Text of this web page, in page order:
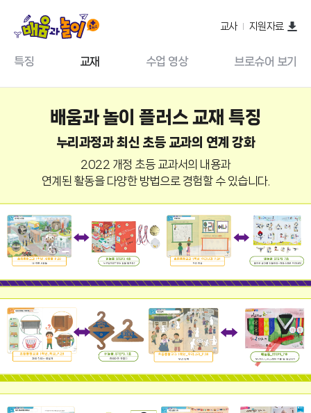
교사 지원자료
특징 교재 수업 영상 브로슈어 보기
배움과 놀이 플러스 교재 특징
누리과정과 최신 초등 교과의 연계 강화
2022 개정 초등 교과서의 내용과
연계된 활동을 다양한 방법으로 경험할 수 있습니다.